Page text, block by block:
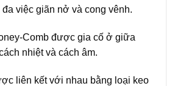
việc giãn nở và cong vênh.
Comb được gia cố ở giữa
nhiệt và cách âm.
liên kết với nhau bằng loại keo